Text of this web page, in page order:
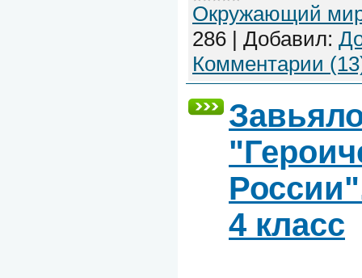
Окружающий
286 | Добавил:
Комментарии
4 класс